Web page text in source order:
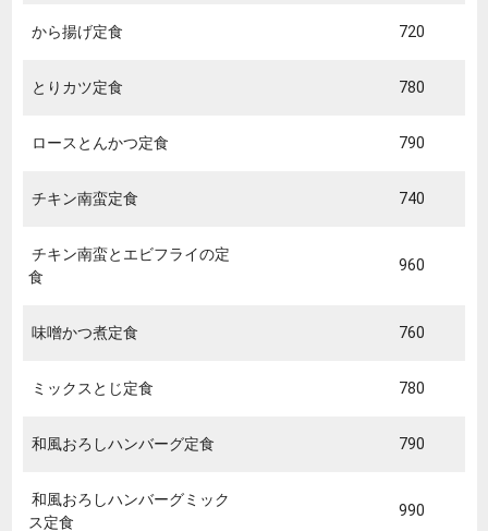
から揚げ定食 720
とりカツ定食 780
ロースとんかつ定食 790
チキン南蛮定食 740
チキン南蛮とエビフライの定
食
960
味噌かつ煮定食 760
ミックスとじ定食 780
和風おろしハンバーグ定食 790
和風おろしハンバーグミック
ス定食
990